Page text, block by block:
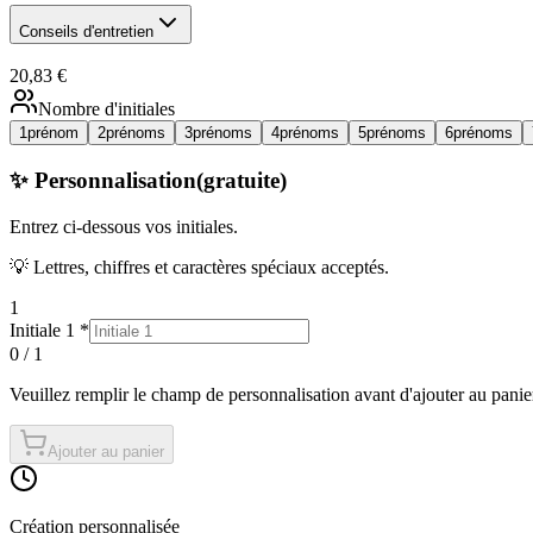
Conseils d'entretien
20,83 €
Nombre d'initiales
1prénom 2prénoms 3prénoms 4prénoms 5prénoms 6prénoms
✨ Personnalisation(gratuite)
Entrez ci-dessous vos initiales.
💡 Lettres, chiffres et caractères spéciaux acceptés.
1
Initiale 1 *
0 / 1
Veuillez remplirle champ de personnalisation avant d'ajouter au
Ajouter au panier
Création personnalisée